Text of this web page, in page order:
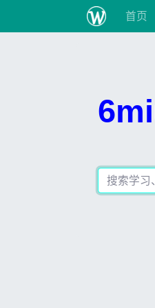
首页
6mi